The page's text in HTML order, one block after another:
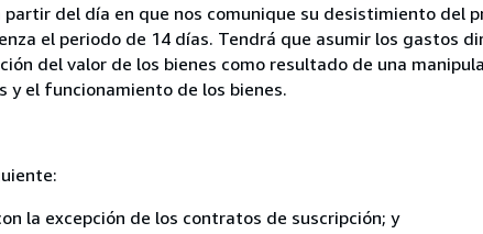
del día en que nos comunique su desistimiento del
el periodo de 14 días. Tendrá que asumir los gastos
del valor de los bienes como resultado de una
y el funcionamiento de los bienes.
la excepción de los contratos de suscripción; y